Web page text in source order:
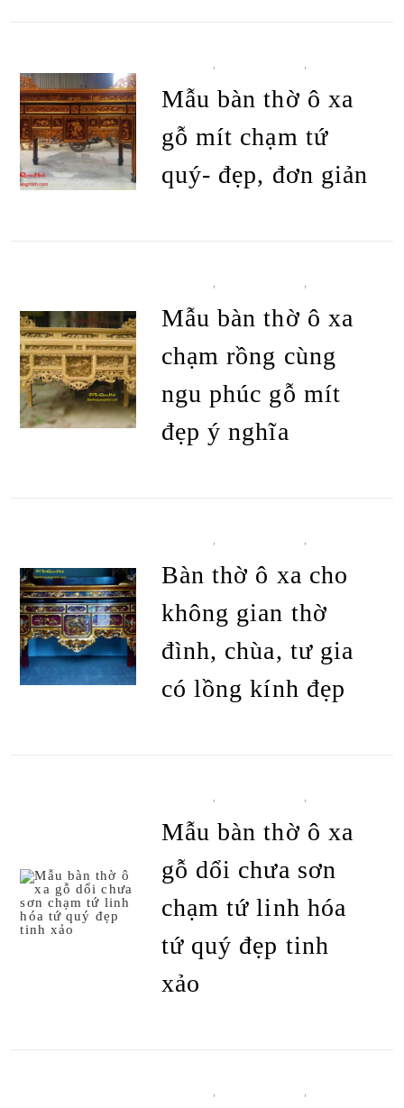
, ,
Mẫu bàn thờ ô xa
gỗ mít chạm tứ
quý- đẹp, đơn giản
, ,
Mẫu bàn thờ ô xa
chạm rồng cùng
ngu phúc gỗ mít
đẹp ý nghĩa
, ,
Bàn thờ ô xa cho
không gian thờ
đình, chùa, tư gia
có lồng kính đẹp
, ,
Mẫu bàn thờ ô xa
gỗ dổi chưa sơn
chạm tứ linh hóa
tứ quý đẹp tinh
xảo
, ,